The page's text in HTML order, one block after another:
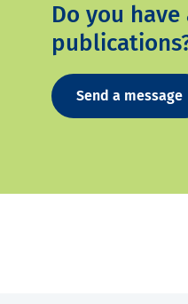
Do you
Send a message